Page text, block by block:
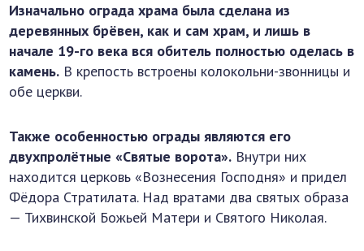
Изначально ограда храма была сделана из
деревянных брёвен, как и сам храм, и лишь в
начале 19-го века вся обитель полностью оделась в
камень. В крепость встроены колокольни-звонницы и
обе церкви.
Также особенностью ограды являются его
двухпролётные «Святые ворота». Внутри них
находится церковь «Вознесения Господня» и придел
Фёдора Стратилата. Над вратами два святых образа
— Тихвинской Божьей Матери и Святого Николая.